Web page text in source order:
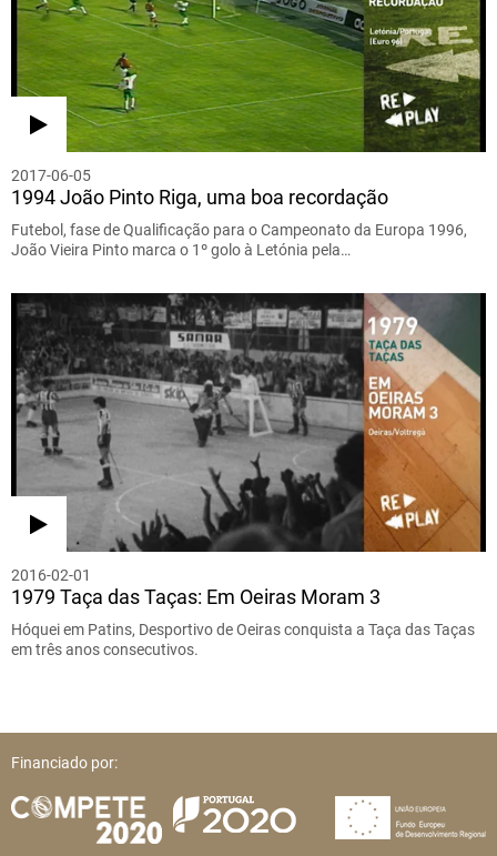
2017-06-05
1994 João Pinto Riga, uma boa recordação
Futebol, fase de Qualificação para o Campeonato da Europa 1996,
João Vieira Pinto marca o 1º golo à Letónia pela…
2016-02-01
1979 Taça das Taças: Em Oeiras Moram 3
Hóquei em Patins, Desportivo de Oeiras conquista a Taça das Taças
em três anos consecutivos.
Financiado por: